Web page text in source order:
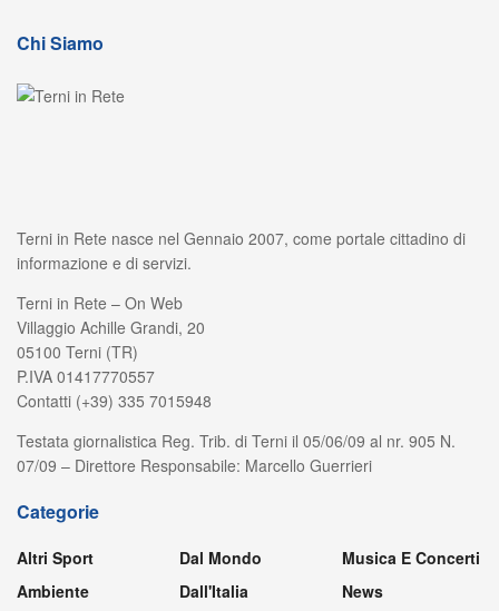
Chi Siamo
Terni in Rete nasce nel Gennaio 2007, come portale cittadino di
informazione e di servizi.
Terni in Rete – On Web
Villaggio Achille Grandi, 20
05100 Terni (TR)
P.IVA 01417770557
Contatti (+39) 335 7015948
Testata giornalistica Reg. Trib. di Terni il 05/06/09 al nr. 905 N.
07/09 – Direttore Responsabile: Marcello Guerrieri
Categorie
Altri Sport
Ambiente
Dal Mondo
Dall'Italia
Musica E Concerti
News